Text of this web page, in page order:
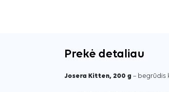
Prekė detaliau
Josera Kitten, 200 g – begrūdis